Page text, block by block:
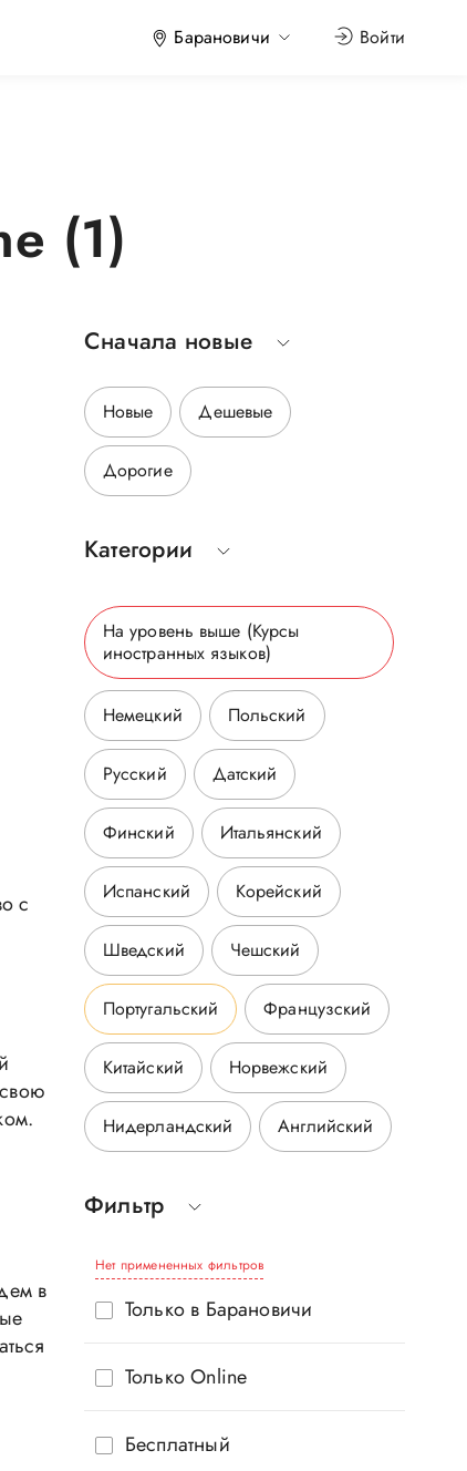
Барановичи Войти
(1)
с
в
Сначала новые
Новые Дешевые
Дорогие
Категории
На уровень выше (Курсы
иностранных языков)
Немецкий Польский
Русский Датский
Финский Итальянский
Испанский Корейский
Шведский Чешский
Португальский Французский
Китайский Норвежский
Нидерландский Английский
Фильтр
Нет примененных фильтров
Только в Барановичи
Только Online
Бесплатный